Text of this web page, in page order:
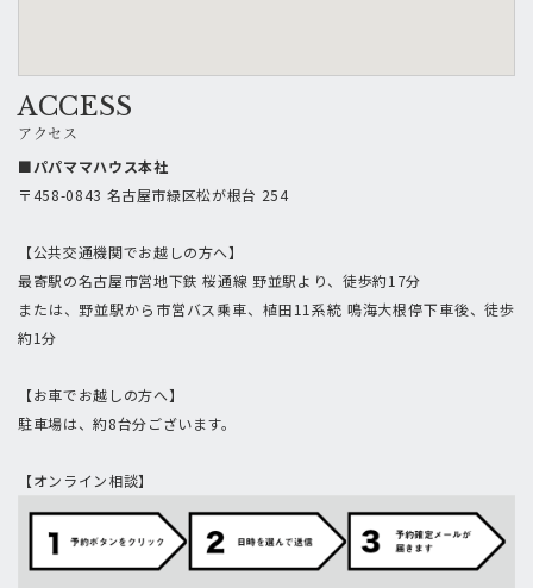
ACCESS
アクセス
■パパママハウス本社
〒458-0843 名古屋市緑区松が根台 254
【公共交通機関でお越しの方へ】
最寄駅の名古屋市営地下鉄 桜通線 野並駅より、徒歩約17分
または、野並駅から市営バス乗車、植田11系統 鳴海大根停下車後、徒歩
約1分
【お車でお越しの方へ】
駐車場は、約8台分ございます。
【オンライン相談】